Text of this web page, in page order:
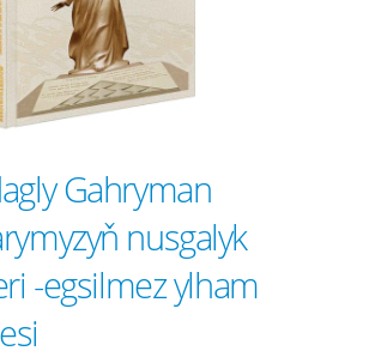
Gahryman
nusgalyk
-egsilmez ylham